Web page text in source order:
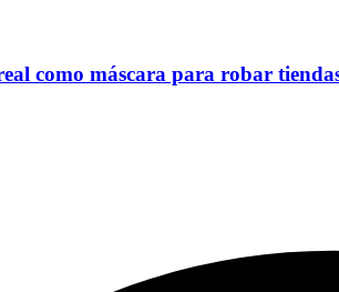
como máscara para robar